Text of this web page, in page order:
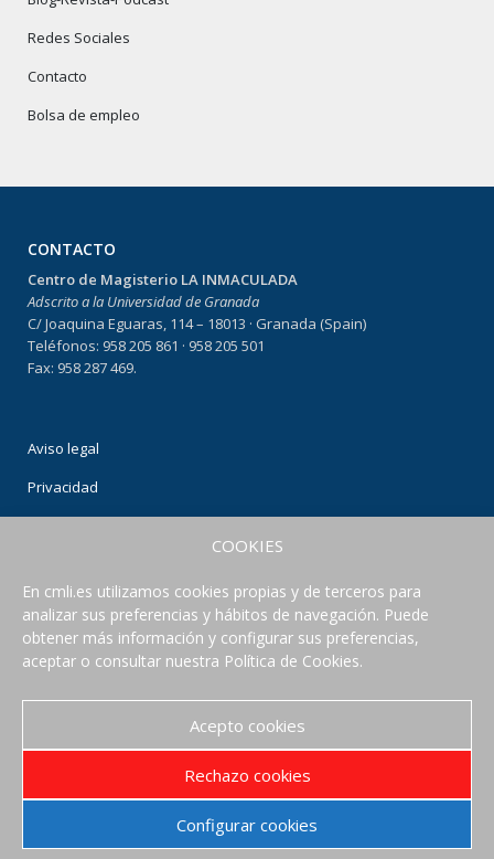
COOKIES
En cmli.es utilizamos cookies propias y de terceros para
analizar sus preferencias y hábitos de navegación. Puede
obtener más información y configurar sus preferencias,
aceptar o consultar nuestra Política de Cookies.
Acepto cookies
Rechazo cookies
Configurar cookies
Redes Sociales
Contacto
Bolsa de empleo
CONTACTO
Centro de Magisterio LA INMACULADA
Adscrito a la Universidad de Granada
C/ Joaquina Eguaras, 114 – 18013 · Granada (Spain)
Teléfonos: 958 205 861 · 958 205 501
Fax: 958 287 469.
Aviso legal
Privacidad
CONECTA CON NOSOTROS